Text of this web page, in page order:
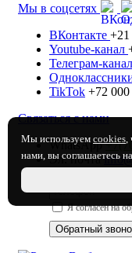
Мы используем cookies,
нами, вы соглашаетесь
Мы в соцсетях
ВКонтакте +21
Youtube-канал
Телеграм-канал
TikTok +72
Связаться с нами
WhatsApp
Эл. почта
Я согласен на